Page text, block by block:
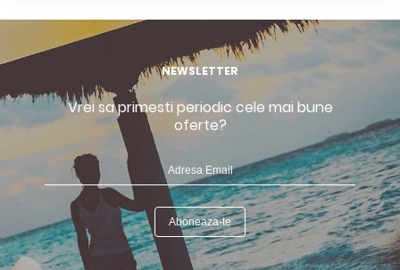
NEWSLETTER
Vrei sa primesti periodic cele mai bune
oferte?